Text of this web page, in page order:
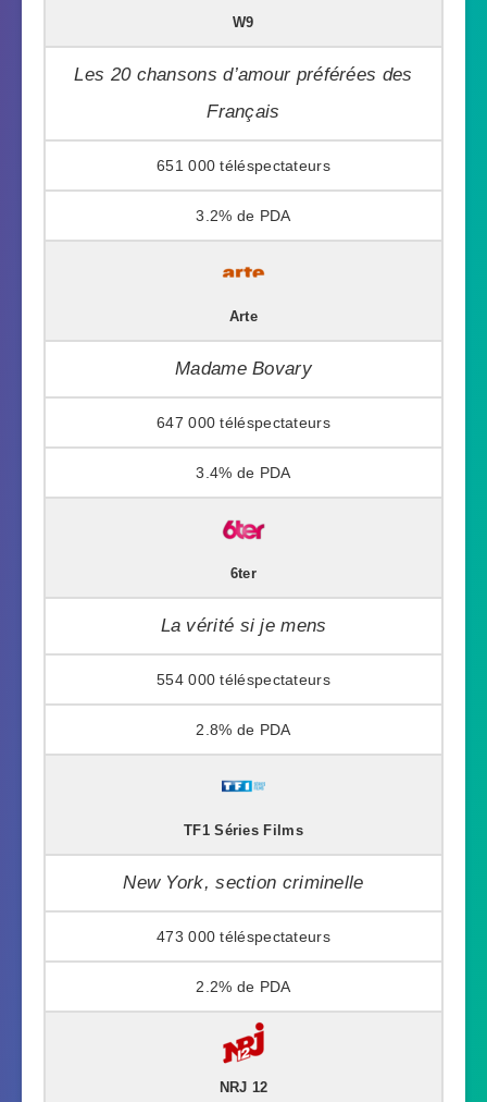
W9
Les 20 chansons d’amour préférées des
Français
651 000
3.2%
Arte
Madame Bovary
647 000
3.4%
6ter
La vérité si je mens
554 000
2.8%
TF1 Séries Films
New York, section criminelle
473 000
2.2%
NRJ 12